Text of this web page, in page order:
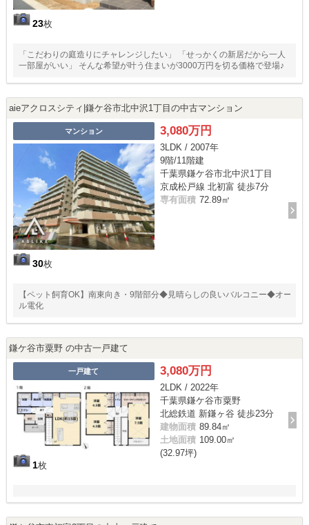
23枚
「こだわりの庭造りにチャレンジしたい」 「せっかくの新居だから一人
一部屋がいい」 そんな希望が叶う住まいが3000万円を切る価格で登場♪
aieアクロスシティ|鎌ケ谷市北中沢1丁目の中古マンション
マンション
30枚
3,080万円
3LDK / 2007年
9階/11階建
千葉県鎌ケ谷市北中沢1丁目
京成松戸線 北初富 徒歩7分
専有面積 72.89㎡
【ペット飼育OK】南東向き・9階部分◆見晴らしの良いバルコニー◆オー
ル電化
鎌ケ谷市粟野 の中古一戸建て
一戸建て
1枚
3,080万円
2LDK / 2022年
千葉県鎌ケ谷市粟野
北総鉄道 新鎌ヶ谷 徒歩23分
建物面積 89.84㎡
土地面積 109.00㎡
(32.97坪)